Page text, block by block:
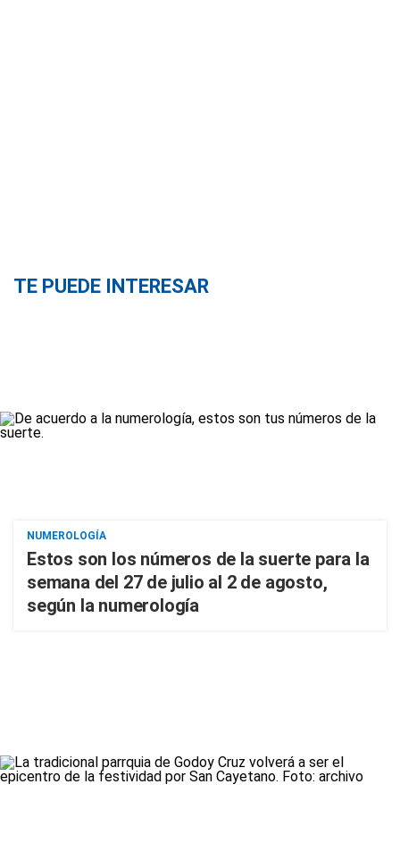
TE PUEDE INTERESAR
NUMEROLOGÍA
Estos son los números de la suerte para la
semana del 27 de julio al 2 de agosto,
según la numerología